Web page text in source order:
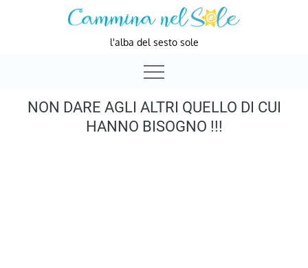
l'alba del sesto sole
NON DARE AGLI ALTRI QUELLO DI CUI
HANNO BISOGNO !!!